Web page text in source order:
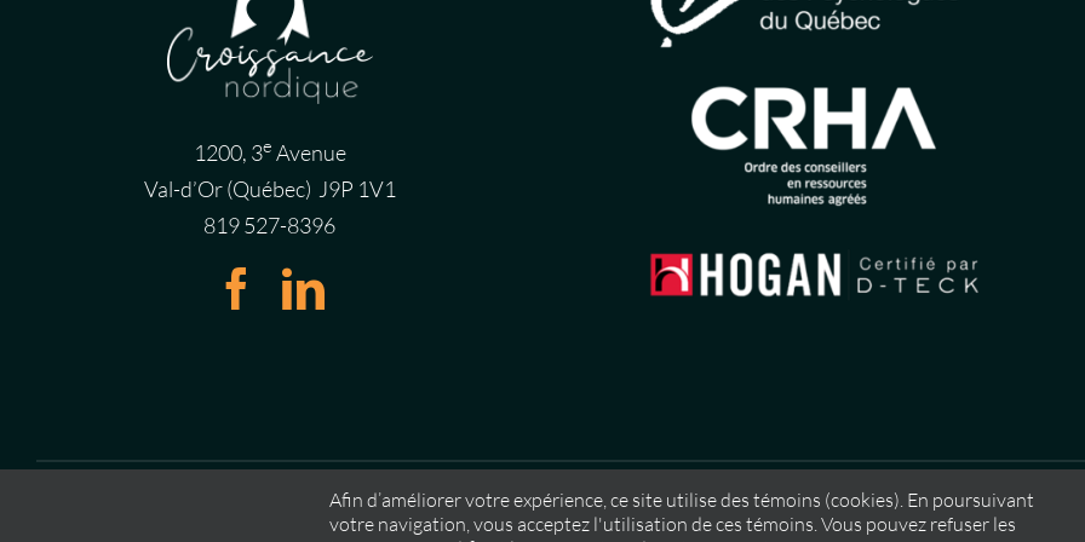
1200, 3e Avenue
Val-d’Or (Québec) J9P 1V1
819 527-8396
©Croissance Nordique,2026 |Feu Follet – Design • Web •
Afin d’améliorer votre expérience, ce site utilise des témoins (cookies). En poursuivant
votre navigation, vous acceptez l'utilisation de ces témoins. Vous pouvez refuser les